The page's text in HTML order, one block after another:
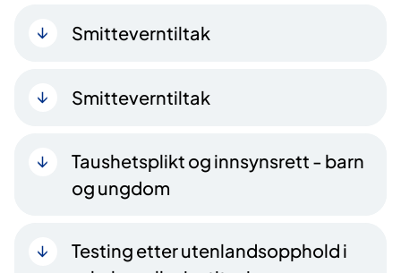
Smitteverntiltak
Smitteverntiltak
Taushetsplikt og innsynsrett - barn
og ungdom
Testing etter utenlandsopphold i